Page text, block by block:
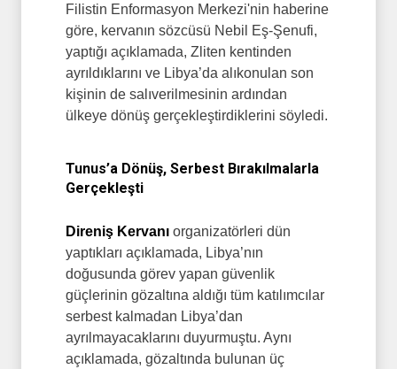
Filistin Enformasyon Merkezi'nin haberine
göre, kervanın sözcüsü Nebil Eş-Şenufi,
yaptığı açıklamada, Zliten kentinden
ayrıldıklarını ve Libya’da alıkonulan son
kişinin de salıverilmesinin ardından
ülkeye dönüş gerçekleştirdiklerini söyledi.
Tunus’a Dönüş, Serbest Bırakılmalarla
Gerçekleşti
Direniş Kervanı organizatörleri dün
yaptıkları açıklamada, Libya’nın
doğusunda görev yapan güvenlik
güçlerinin gözaltına aldığı tüm katılımcılar
serbest kalmadan Libya’dan
ayrılmayacaklarını duyurmuştu. Aynı
açıklamada, gözaltında bulunan üç